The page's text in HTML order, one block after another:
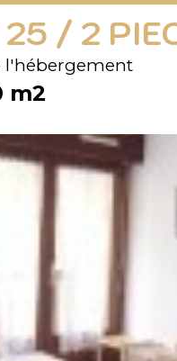
/ 2
l'hébergement
m2